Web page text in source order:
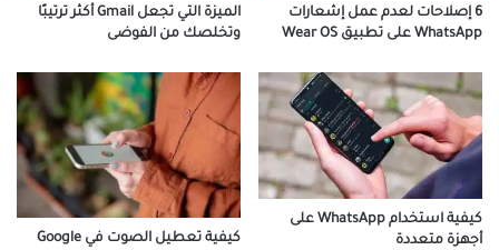
6 إصلاحات لعدم عمل إشعارات
WhatsApp على تطبيق Wear OS
الميزة التي تجعل Gmail أكثر ترتيبًا
وتخلصك من الفوضى
كيفية استخدام WhatsApp على
أجهزة متعددة
كيفية تعطيل الصوت في Google